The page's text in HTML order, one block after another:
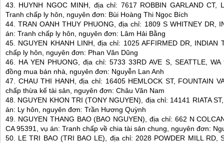
43. HUYNH NGOC MINH, địa chỉ: 7617 ROBBIN GARLAND CT,
Tranh chấp ly hôn, nguyên đơn: Bùi Hoàng Thi Ngọc Bích
44. TRAN OANH THUY PHUONG, địa chỉ: 1809 S WHITNEY DR,
án: Tranh chấp ly hôn, nguyên đơn: Lâm Hải Bằng
45. NGUYEN KHANH LINH, địa chỉ: 1025 AFFIRMED DR, INDIAN
chấp ly hôn, nguyên đơn: Phan Văn Dũng
46. HA YEN PHUONG, địa chỉ: 5733 33RD AVE S, SEATTLE,
đồng mua bán nhà, nguyên đơn: Nguyễn Lan Anh
47. CHAU THI HANH, địa chỉ: 16405 HEMLOCK ST, FOUNTAIN
chấp thừa kế tài sản, nguyên đơn: Châu Văn Nam
48. NGUYEN KHON TRI (TONY NGUYEN), địa chỉ: 14141 RIATA
án: Ly hôn, nguyên đơn: Trần Hương Quỳnh
49. NGUYEN THANG BAO (BAO NGUYEN), địa chỉ: 662 N
CA 95391, vụ án: Tranh chấp về chia tài sản chung, nguyên đơn:
50. LE TRI BAO (TRI BAO LE), địa chỉ: 2028 POWDER MILL RD,